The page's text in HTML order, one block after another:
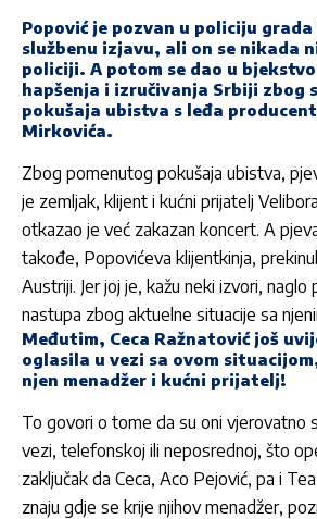
Popović je pozvan u policiju grada
službenu izjavu, ali on se nikada
policiji. A potom se dao u
hapšenja i izručivanja Srbiji zbog
pokušaja ubistva s leđa
Mirkovića.
Zbog pomenutog pokušaja ubistva,
je zemljak, klijent i kućni prijatelj
otkazao je već zakazan koncert. A
takođe, Popovićeva klijentkinja,
Austriji. Jer joj je, kažu neki izvori,
nastupa zbog aktuelne situacije sa
Međutim, Ceca Ražnatović još
oglasila u vezi sa ovom
njen menadžer i kućni prijatelj!
To govori o tome da su oni vjerovatno
vezi, telefonskoj ili neposrednoj, što
zaključak da Ceca, Aco Pejović, pa i
znaju gdje se krije njihov menadžer,